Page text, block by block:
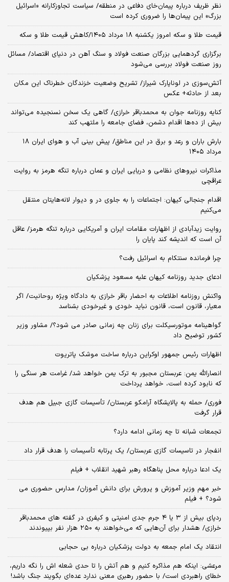
نظر ظریف درباره پیمان‌خای دفاعی در منطقه/ سیاست تجاوزکارانه «اسرائیل
بزرگ» این پیمان‌ها را ضروری کرده است
قیمت طلا و سکه امروز یکشنبه ۱۸ مرداد ۱۴۰۵/کاهش قیمت طلا و سکه
برگزاری گردهمایی بزرگان صنعت فولاد و سنگ آهن در دنیای اقتصاد/ مسائل
روز صنعت فولاد بررسی می‌شود
آتش‌سوزی در لوناپارک شیراز/ تشریح وضعیت خزندگان خطرناک این مکان
بعد از حادثه+ عکس
کنایه روزنامه جوان به محمدباقر خرازی/ گاهی یک سخن نسنجیده می‌تواند
بیش از ده‌ها اقدام دشمن، فضای جامعه را ملتهب کند
بارش باران و رعد و برق در این مناطق/ پیش بینی آب و هوای ایران ۱۸
مرداد ۱۴۰۵
مذاکرات نیروهای نظامی و دریایی ایران و عمان درباره تنگه هرمز به روایت
عراقچی
اقدام جنجالی کیهان: اجتماعات را به جلوی در و دیوار لانه‌هایتان منتقل
می‌کنیم
روایت زیدآبادی از اظهارات مقامات ایران و آمریکایی درباره تنگه هرمز/ عاقل
آن است که اندیشه کند پایان را
چرا فرمانده سنتکام به اسرائیل رفت؟
ادعای جدید روزنامه کیهان علیه مسعود پزشکیان
واکنش روزنامه اطلاعات به احضار باقر خرازی به دادگاه ویژه روحانیت/ اگر
معیار، قانون است، قانون نباید خودی و غیرخودی بشناسد
گواهینامه موتورسیکلت برای زنان چه زمانی صادر می شود؟/ مشاور وزیر
کشور توضیح داد
اظهارات رئیس جمهور اوکراین درباره ساخت موشک پاتریوت
انصارالله یمن: عربستان مجبور به ترک یمن خواهد شد/ غرامت هر سنگی را
که نابود کرده است، خواهد پرداخت
فوری/ حمله به پالایشگاه آرامکو عربستان/ تأسیسات گازی جبیل هم هدف
قرار گرفت
تجمعات شبانه تا چه زمانی ادامه دارد؟
انفجار در تاسیسات گازی عربستان/ یک پرتابه تأسیسات را هدف قرار داد
یک ادعا درباره محل پناهگاه‌ رهبر شهید انقلاب + فیلم
خبر مهم وزیر آموزش و پرورش برای دانش آموزان/ مدارس حضوری می
شود؟ + فیلم
ردپای بیش از ۳ یا ۴ جرم جدی امنیتی و کیفری در گفته های محمدباقر
خرازی/ هشدار برای آن‌هایی که می‌خواهند به ۲۵۰ هزار نفر بپیوندند
انتقاد یک امام جمعه به دولت پزشکیان درباره بی حجابی
مرعشی: اینکه هم مذاکره کنیم و هم آتش را تا حدی شعله اش را نگه داریم،
خطای راهبردی است/ با حضور رهبری معنی ندارد عده‌ای بگویند جنگ باشد!